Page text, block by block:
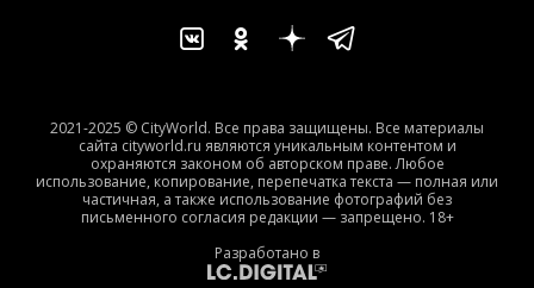
2021-2025 © CityWorld. Все права защищены. Все материалы
сайта cityworld.ru являются уникальным контентом и
охраняются законом об авторском праве. Любое
использование, копирование, перепечатка текста — полная или
частичная, а также использование фотографий без
письменного согласия редакции — запрещено. 18+
Разработано в